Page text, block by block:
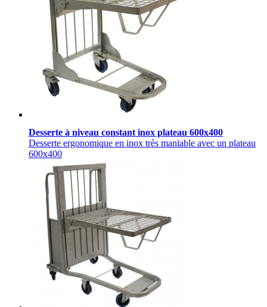
Desserte à niveau constant inox plateau 600x400
Desserte ergonomique en inox très maniable avec un plateau
600x400